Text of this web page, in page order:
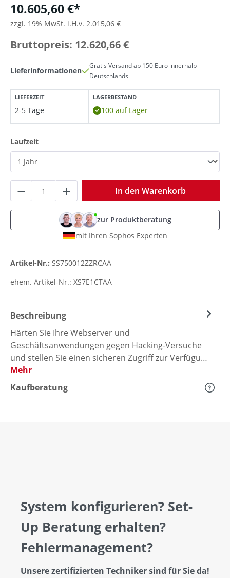
10.605,60 €*
zzgl. 19% MwSt. i.H.v. 2.015,06 €
Bruttopreis: 12.620,66 €
Lieferinformationen
Gratis Versand ab 150 Euro innerhalb
Deutschlands
LIEFERZEIT
2-5 Tage
LAGERBESTAND
100 auf Lager
Laufzeitauswählen
Produkt Anzahl: Gib den gewünschten
In den Warenkorb
zur Produktberatung
mit Ihren Sophos Experten
Artikel-Nr.: SS750012ZZRCAA
ehem. Artikel-Nr.: XS7E1CTAA
Beschreibung
Härten Sie Ihre Webserver und
Geschäftsanwendungen gegen Hacking-Versuche
und stellen Sie einen sicheren Zugriff zur Verfügu…
Mehr
Kaufberatung
System konfigurieren? Set-
Up Beratung erhalten?
Fehlermanagement?
Unsere zertifizierten Techniker sind für Sie da!